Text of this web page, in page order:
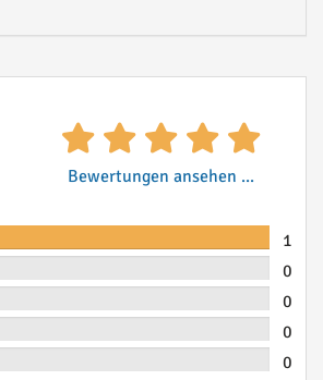
Bewertungen ansehen ...
1
0
0
0
0